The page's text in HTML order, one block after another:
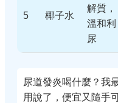
5 椰子水
解質，
溫和利
尿
尿道發炎喝什麼？我
用說了，便宜又隨手